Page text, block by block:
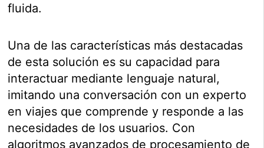
fluida.
Una de las características más destacadas
de esta solución es su capacidad para
interactuar mediante lenguaje natural,
imitando una conversación con un experto
en viajes que comprende y responde a las
necesidades de los usuarios. Con
algoritmos avanzados de procesamiento de